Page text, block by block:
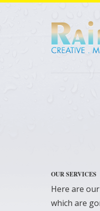
OUR SERVICES
Here are
which are